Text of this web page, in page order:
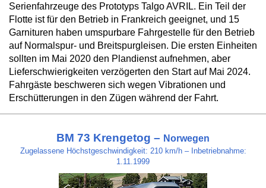
Serienfahrzeuge des Prototyps Talgo AVRIL. Ein Teil der
Flotte ist für den Betrieb in Frankreich geeignet, und 15
Garnituren haben umspurbare Fahrgestelle für den Betrieb
auf Normalspur- und Breitspurgleisen. Die ersten Einheiten
sollten im Mai 2020 den Plandienst aufnehmen, aber
Lieferschwierigkeiten verzögerten den Start auf Mai 2024.
Fahrgäste beschweren sich wegen Vibrationen und
Erschütterungen in den Zügen während der Fahrt.
BM 73 Krengetog – Norwegen
Zugelassene Höchstgeschwindigkeit: 210 km/h – Inbetriebnahme:
1.11.1999